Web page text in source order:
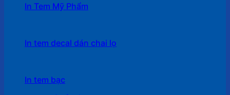
In Tem Mỹ Phẩm
In tem decal dán chai lọ
In tem bạc